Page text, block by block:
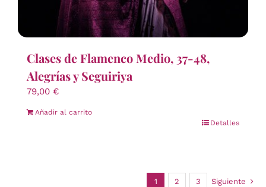
Clases de Flamenco Medio, 37-48,
Alegrías y Seguiriya
79,00 €
Añadir al carrito
Detalles
1 2 3 Siguiente